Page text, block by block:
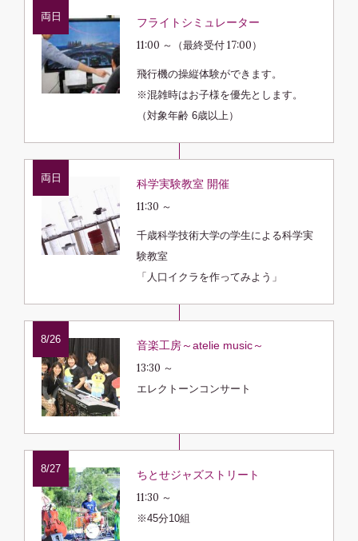
両日 フライトシミュレーター
11:00 ～（最終受付 17:00）
飛行機の操縦体験ができます。
※混雑時はお子様を優先とします。
（対象年齢 6歳以上）
両日 科学実験教室 開催
11:30 ～
千歳科学技術大学の学生による科学実
験教室
「人口イクラを作ってみよう」
8/26 音楽工房～atelie music～
13:30 ～
エレクトーンコンサート
8/27 ちとせジャズストリート
11:30 ～
※45分10組